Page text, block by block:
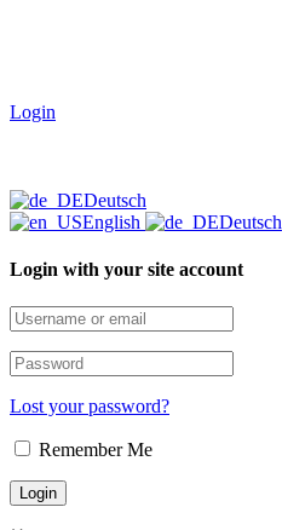
Login
Deutsch
English
Deutsch
Login with your site account
Lost your password?
Remember Me